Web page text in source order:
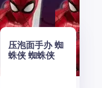
压泡面手办 蜘
蛛侠 蜘蛛侠